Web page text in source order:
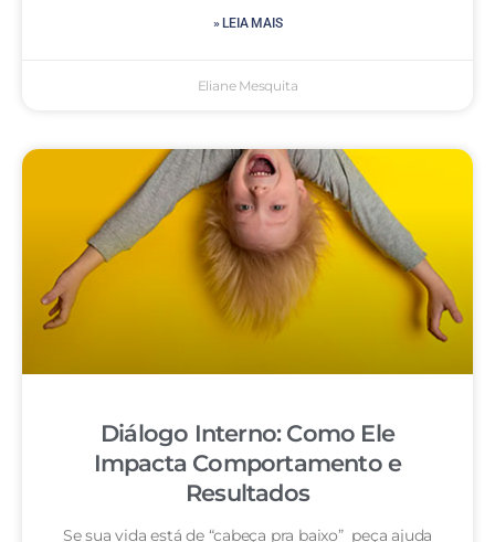
» LEIA MAIS
Eliane Mesquita
Diálogo Interno: Como Ele
Impacta Comportamento e
Resultados
Se sua vida está de “cabeça pra baixo” peça ajuda